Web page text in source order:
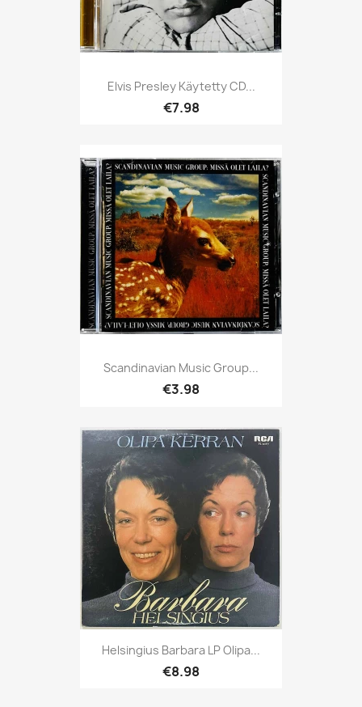
Elvis Presley Käytetty CD...
€7.98
Scandinavian Music Group...
€3.98
Helsingius Barbara LP Olipa...
€8.98